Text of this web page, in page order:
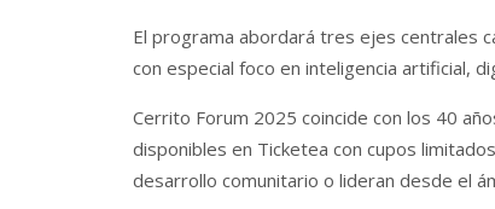
El programa abordará tres ejes centrales
con especial foco en inteligencia artificial,
Cerrito Forum 2025 coincide con los 40
disponibles en Ticketea con cupos
desarrollo comunitario o lideran desde el